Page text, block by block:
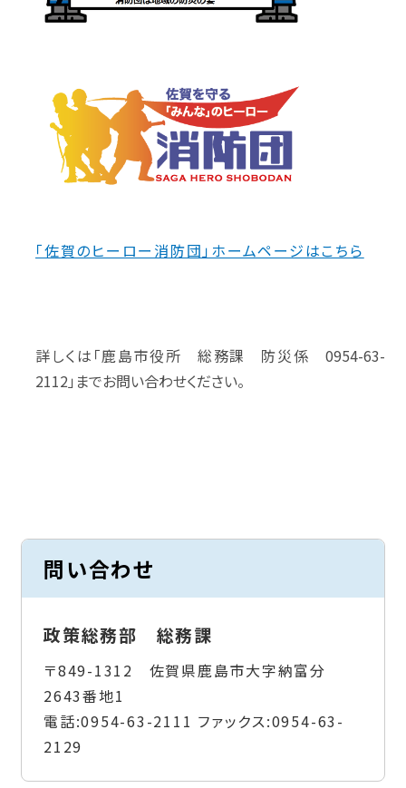
「佐賀のヒーロー消防団」ホームページはこちら
詳しくは「鹿島市役所 総務課 防災係 0954-63-
2112」までお問い合わせください。
問い合わせ
政策総務部 総務課
〒849-1312 佐賀県鹿島市大字納富分
2643番地1
電話:0954-63-2111 ファックス:0954-63-
2129